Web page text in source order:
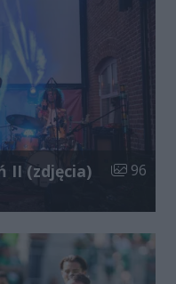
II (zdjęcia) Liczba
96